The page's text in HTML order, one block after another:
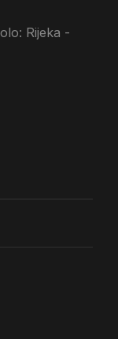
Rijeka -